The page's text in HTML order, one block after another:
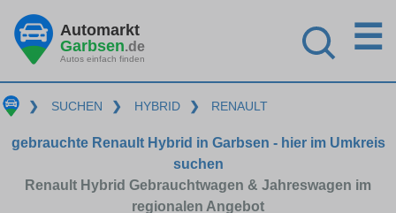
Automarkt
Garbsen.de
Autos einfach finden
☰
❯ SUCHEN ❯ HYBRID ❯ RENAULT
gebrauchte Renault Hybrid in Garbsen - hier im Umkreis
suchen
Renault Hybrid Gebrauchtwagen & Jahreswagen im
regionalen Angebot